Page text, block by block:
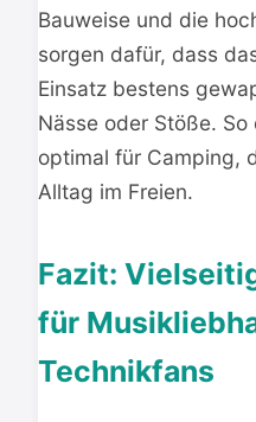
Bauweise und die
sorgen dafür, dass
Einsatz bestens
Nässe oder Stöße.
optimal für Camping,
Alltag im Freien.
Fazit:
für
Technikfans